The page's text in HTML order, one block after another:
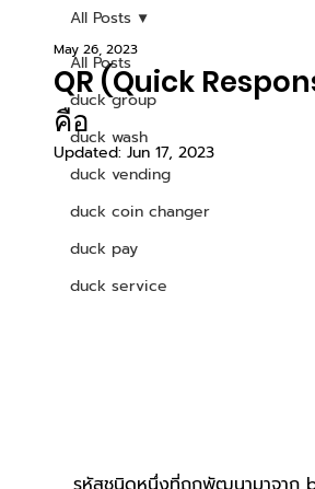
All Posts
duck group
duck wash
duck vending
duck coin changer
duck pay
duck service
All Posts
QR (Quick
คือ
May 26, 2023
Updated: Jun 17, 2023